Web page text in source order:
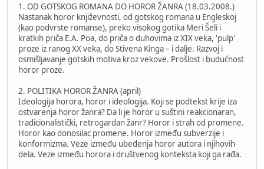
1. OD GOTSKOG ROMANA DO HOROR ŽANRA (18.03.2008.)
Nastanak horor književnosti, od gotskog romana u Engleskoj
(kao podvrste romanse), preko visokog gotika Meri Šeli i
kratkih priča E.A. Poa, do priča o duhovima iz XIX veka, 'pulp'
proze iz ranog XX veka, do Stivena Kinga – i dalje. Razvoj i
osmišljavanje gotskih motiva kroz vekove. Prošlost i budućnost
horor proze.
2. POLITIKA HOROR ŽANRA (april)
Ideologija horora, horor i ideologija. Koji se podtekst krije iza
ostvarenja horor žanra? Da li je horor u suštini reakcionaran,
tradicionalistički, retrogardan žanr? Horor i strah od promene.
Horor kao donosilac promene. Horor između subverzije i
konformizma. Veze između ubeđenja horor autora i njihovih
dela. Veze između horora i društvenog konteksta koji ga rađa.